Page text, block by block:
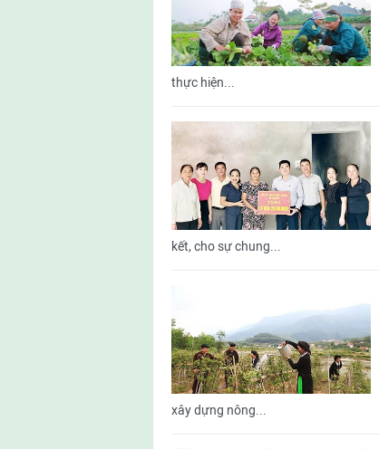
thực hiện...
kết, cho sự chung...
xây dựng nông...